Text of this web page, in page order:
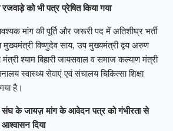
को भी पत्र प्रेषित किया गया
मांग की पूर्ति और जरूरी पद में अतिशीघ्र भर्ती
विष्णुदेव साय, उप मुख्यमंत्री द्वय अरुण
मंत्री श्याम बिहारी जायसवाल व समाज कल्याण मंत्री
स्वास्थ्य सेवाएं एवं संचालय चिकित्सा शिक्षा
है।
ने संघ के जायज़ मांग के आवेदन पत्र को गंभीरता से
दिया